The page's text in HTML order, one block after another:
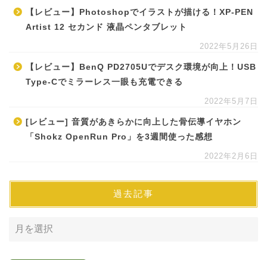
【レビュー】Photoshopでイラストが描ける！XP-PEN
Artist 12 セカンド 液晶ペンタブレット
2022年5月26日
【レビュー】BenQ PD2705Uでデスク環境が向上！USB
Type-Cでミラーレス一眼も充電できる
2022年5月7日
[レビュー] 音質があきらかに向上した骨伝導イヤホン
「Shokz OpenRun Pro」を3週間使った感想
2022年2月6日
過去記事